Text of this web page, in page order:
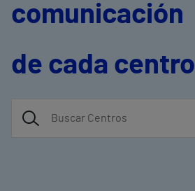
comunicación
de cada centro